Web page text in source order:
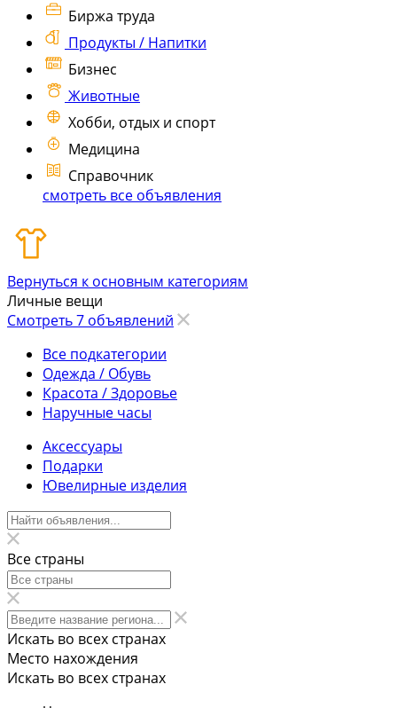
Биржа труда
Продукты / Напитки
Бизнес
Животные
Хобби, отдых и спорт
Медицина
Справочник
смотреть все объявления
Вернуться к основным категориям
Личные вещи
Смотреть 7 объявлений
Все подкатегории
Одежда / Обувь
Красота / Здоровье
Наручные часы
Аксессуары
Подарки
Ювелирные изделия
Все страны
Искать во всех странах
Место нахождения
Искать во всех странах